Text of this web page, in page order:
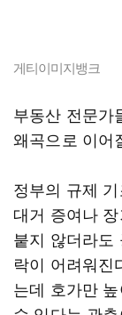
게티이미지뱅크
부동산 전문가
왜곡으로 이어
정부의 규제
대거 증여나
붙지 않더라도
락이 어려워진
는데 호가만